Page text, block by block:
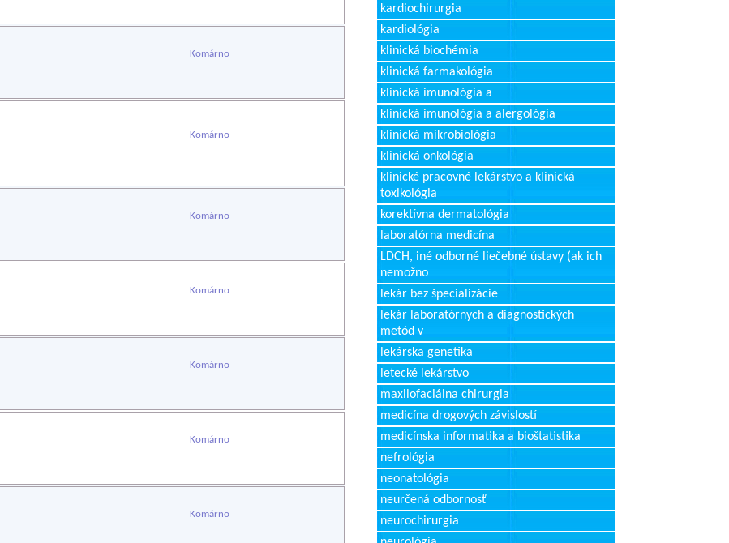
Komárno
Komárno
Komárno
Komárno
Komárno
Komárno
Komárno
kardiochirurgia
kardiológia
klinická biochémia
klinická farmakológia
klinická imunológia a
klinická imunológia a alergológia
klinická mikrobiológia
klinická onkológia
klinické pracovné lekárstvo a klinická
toxikológia
korektívna dermatológia
laboratórna medicína
LDCH, iné odborné liečebné ústavy (ak ich
nemožno
lekár bez špecializácie
lekár laboratórnych a diagnostických
metód v
lekárska genetika
letecké lekárstvo
maxilofaciálna chirurgia
medicína drogových závislostí
medicínska informatika a bioštatistika
nefrológia
neonatológia
neurčená odbornosť
neurochirurgia